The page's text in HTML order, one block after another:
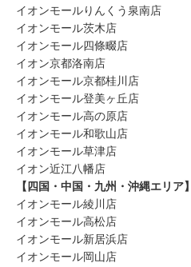
イオンモールりんくう泉南店
イオンモール茨木店
イオンモール四條畷店
イオン京都洛南店
イオンモール京都桂川店
イオンモール登美ヶ丘店
イオンモール高の原店
イオンモール和歌山店
イオンモール草津店
イオン近江八幡店
【四国・中国・九州・沖縄エリア】
イオンモール綾川店
イオンモール高松店
イオンモール新居浜店
イオンモール岡山店